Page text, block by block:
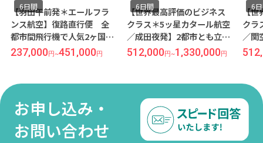
【羽田午前発＊エールフラ
ンス航空】復路直行便 全
都市間飛行機で人気2ヶ国周
遊＜ウィーン×パリ＞6日間
（価格重視ホテル）
6日間
237,000 円~451,000 円
【世界最高評価のビジネス
クラス＊5ッ星カタール航空
／成田夜発】2都市とも立地
抜群、おすすめ4ッ星ホテル
◆ウィーン／リンク内 パ
行機で周遊＜ウィーン×パ
リ＞6日間
6日間
512,000 円~1,330,000 円
【
クラ
／関
抜群
◆
行機
リ＞
6
お申し込み・
お問い合わせ